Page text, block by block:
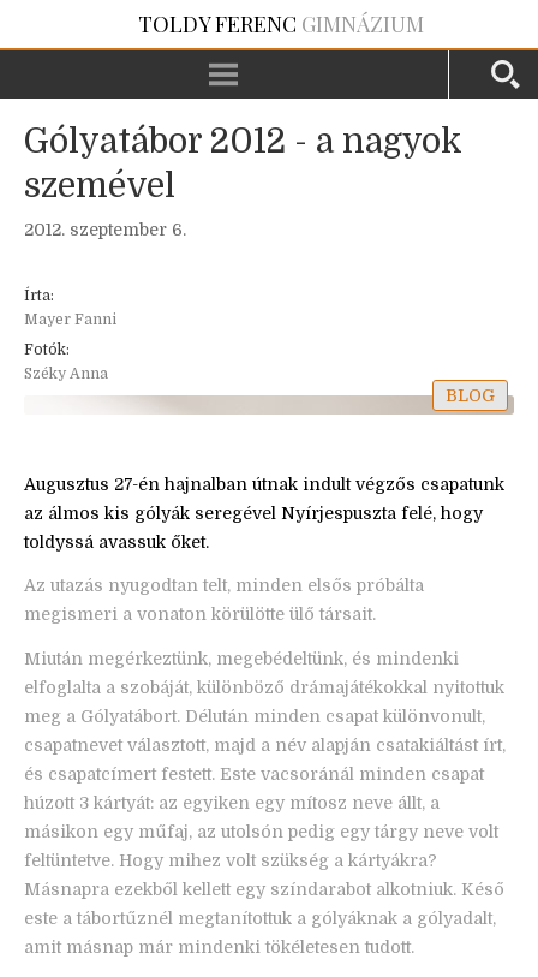
TOLDY FERENC GIMNÁZIUM
Gólyatábor 2012 - a nagyok
szemével
2012. szeptember 6.
Írta:
Mayer Fanni
Fotók:
Széky Anna
BLOG
Augusztus 27-én hajnalban útnak indult végzős csapatunk
az álmos kis gólyák seregével Nyírjespuszta felé, hogy
toldyssá avassuk őket.
Az utazás nyugodtan telt, minden elsős próbálta
megismeri a vonaton körülötte ülő társait.
Miután megérkeztünk, megebédeltünk, és mindenki
elfoglalta a szobáját, különböző drámajátékokkal nyitottuk
meg a Gólyatábort. Délután minden csapat különvonult,
csapatnevet választott, majd a név alapján csatakiáltást írt,
és csapatcímert festett. Este vacsoránál minden csapat
húzott 3 kártyát: az egyiken egy mítosz neve állt, a
másikon egy műfaj, az utolsón pedig egy tárgy neve volt
feltüntetve. Hogy mihez volt szükség a kártyákra?
Másnapra ezekből kellett egy színdarabot alkotniuk. Késő
este a tábortűznél megtanítottuk a gólyáknak a gólyadalt,
amit másnap már mindenki tökéletesen tudott.